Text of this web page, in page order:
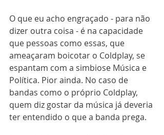
O que eu acho engraçado - para não
dizer outra coisa - é na capacidade
que pessoas como essas, que
ameaçaram boicotar o Coldplay, se
espantam com a simbiose Música e
Política. Pior ainda. No caso de
bandas como o próprio Coldplay,
quem diz gostar da música já deveria
ter entendido o que a banda prega.